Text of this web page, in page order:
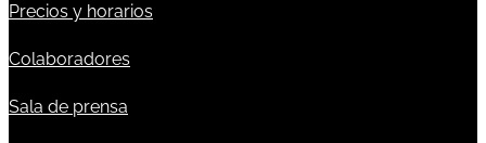
Precios y horarios
Colaboradores
Sala de prensa